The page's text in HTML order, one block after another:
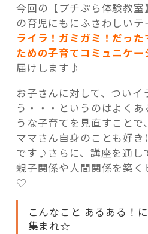
今回の【プチぷら体験教
の育児にもにふさわしいテ
ライラ！ガミガミ！だっ
ための子育てコミュニケー
届けします♪
お子さんに対して、ついイ
う・・・というのはよく
うな子育てを見直すことで
ママさん自身のことも好
です♪さらに、講座を通し
親子関係や人間関係を築く
♡
こんなこと あるある！
集まれ☆